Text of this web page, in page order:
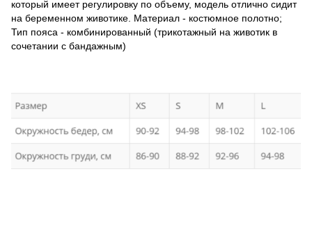
который имеет регулировку по объему, модель отлично сидит
на беременном животике. Материал - костюмное полотно;
Тип пояса - комбинированный (трикотажный на животик в
сочетании с бандажным)